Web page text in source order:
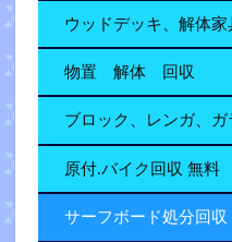
ウッドデッキ、解体家
物置 解体 回収
ブロック、レンガ、
原付.バイク回収 無料
サーフボード処分回収